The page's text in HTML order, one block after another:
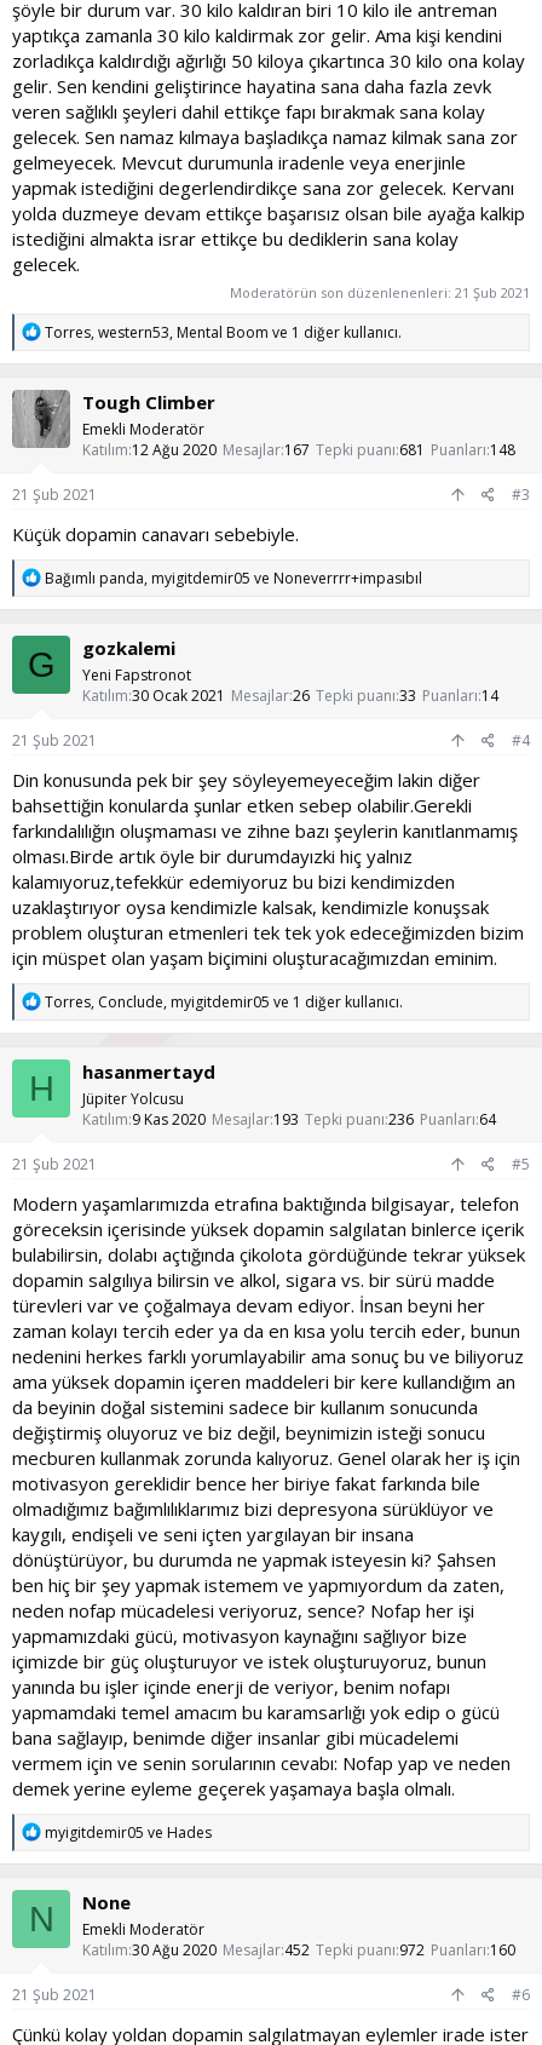
şöyle bir durum var. 30 kilo kaldıran biri 10 kilo ile antreman
yaptıkça zamanla 30 kilo kaldirmak zor gelir. Ama kişi kendini
zorladıkça kaldırdığı ağırlığı 50 kiloya çıkartınca 30 kilo ona kolay
gelir. Sen kendini geliştirince hayatina sana daha fazla zevk
veren sağlıklı şeyleri dahil ettikçe fapı bırakmak sana kolay
gelecek. Sen namaz kılmaya başladıkça namaz kilmak sana zor
gelmeyecek. Mevcut durumunla iradenle veya enerjinle
yapmak istediğini degerlendirdikçe sana zor gelecek. Kervanı
yolda duzmeye devam ettikçe başarısız olsan bile ayağa kalkip
istediğini almakta israr ettikçe bu dediklerin sana kolay
gelecek.
Moderatörün son düzenlenenleri: 21 Şub 2021
T
p
k
i
l
e
Torres,western53,Mental Boom ve 1 diğer kullanıcı.
Tough Climber
Emekli Moderatör
Katılım 12 Ağu 2020 Mesajlar 167 Tepki puanı 681 Puanları 148
21 Şub 2021 #3
Küçük dopamin canavarı sebebiyle.
T
p
k
i
l
e
Bağımlı panda,myigitdemir05 ve Noneverrrr+impasıbıl
G gozkalemi
Yeni Fapstronot
Katılım 30 Ocak 2021 Mesajlar26 Tepki puanı 33 Puanları 14
21 Şub 2021 #4
Din konusunda pek bir şey söyleyemeyeceğim lakin diğer
bahsettiğin konularda şunlar etken sebep olabilir.Gerekli
farkındalılığın oluşmaması ve zihne bazı şeylerin kanıtlanmamış
olması.Birde artık öyle bir durumdayızki hiç yalnız
kalamıyoruz,tefekkür edemiyoruz bu bizi kendimizden
uzaklaştırıyor oysa kendimizle kalsak, kendimizle konuşsak
problem oluşturan etmenleri tek tek yok edeceğimizden bizim
için müspet olan yaşam biçimini oluşturacağımızdan eminim.
T
p
k
l
e
Torres, Conclude,myigitdemir05 ve 1 diğer kullanıcı.
H hasanmertayd
Jüpiter Yolcusu
Katılım 9 Kas 2020 Mesajlar 193 Tepki puanı 236 Puanları 64
21 Şub 2021 #5
Modern yaşamlarımızda etrafına baktığında bilgisayar, telefon
göreceksin içerisinde yüksek dopamin salgılatan binlerce içerik
bulabilirsin, dolabı açtığında çikolota gördüğünde tekrar yüksek
dopamin salgılıya bilirsin ve alkol, sigara vs. bir sürü madde
türevleri var ve çoğalmaya devam ediyor. İnsan beyni her
zaman kolayı tercih eder ya da en kısa yolu tercih eder, bunun
nedenini herkes farklı yorumlayabilir ama sonuç bu ve biliyoruz
ama yüksek dopamin içeren maddeleri bir kere kullandığım an
da beyinin doğal sistemini sadece bir kullanım sonucunda
değiştirmiş oluyoruz ve biz değil, beynimizin isteği sonucu
mecburen kullanmak zorunda kalıyoruz. Genel olarak her iş için
motivasyon gereklidir bence her biriye fakat farkında bile
olmadığımız bağımlılıklarımız bizi depresyona sürüklüyor ve
kaygılı, endişeli ve seni içten yargılayan bir insana
dönüştürüyor, bu durumda ne yapmak isteyesin ki? Şahsen
ben hiç bir şey yapmak istemem ve yapmıyordum da zaten,
neden nofap mücadelesi veriyoruz, sence? Nofap her işi
yapmamızdaki gücü, motivasyon kaynağını sağlıyor bize
içimizde bir güç oluşturuyor ve istek oluşturuyoruz, bunun
yanında bu işler içinde enerji de veriyor, benim nofapı
yapmamdaki temel amacım bu karamsarlığı yok edip o gücü
bana sağlayıp, benimde diğer insanlar gibi mücadelemi
vermem için ve senin sorularının cevabı: Nofap yap ve neden
demek yerine eyleme geçerek yaşamaya başla olmalı.
T
p
k
l
e
myigitdemir05 ve Hades
N None
Emekli Moderatör
Katılım 30 Ağu 2020 Mesajlar 452 Tepki puanı 972 Puanları 160
21 Şub 2021 #6
Çünkü kolay yoldan dopamin salgılatmayan eylemler irade ister